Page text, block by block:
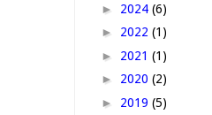
► 2024 (6)
► 2022 (1)
► 2021 (1)
► 2020 (2)
► 2019 (5)